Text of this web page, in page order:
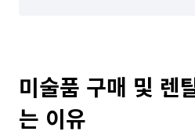
미술품 구매 및 렌
는 이유